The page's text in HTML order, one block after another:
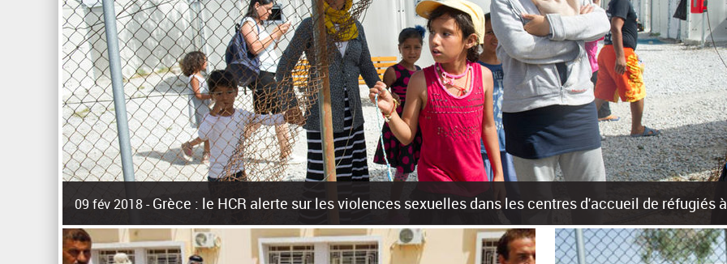
09 fév 2018 - Grèce : le HCR alerte sur les violences sexuelles dans les centres d'accueil de réfugiés
La surpopulation des centres d'accueil de réfugiés et migrants sur les îles grecques est source de violences et de harcèlement
Unies pour